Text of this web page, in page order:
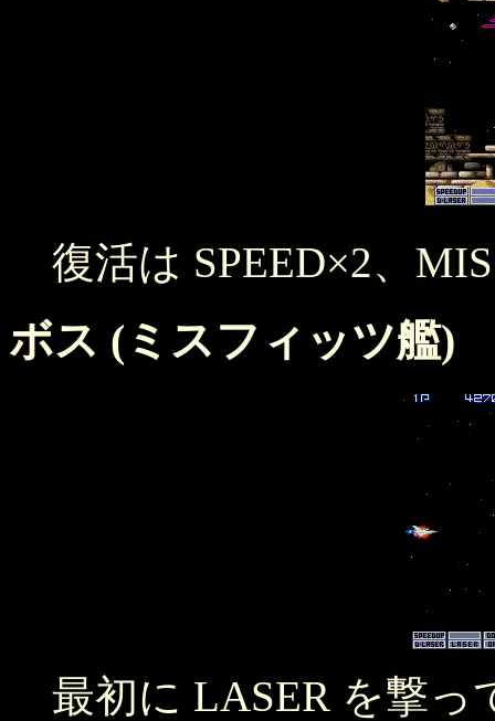
復活は SPEED×2、
ボス (ミスフィッツ艦)
最初に LASER を撃っ